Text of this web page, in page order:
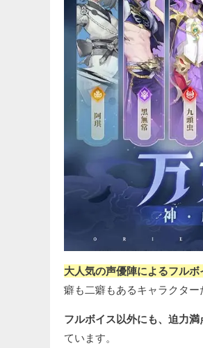
大人気の声優陣によるフル
癖も二癖もあるキャラクタ
フルボイス以外にも、迫力
ています。